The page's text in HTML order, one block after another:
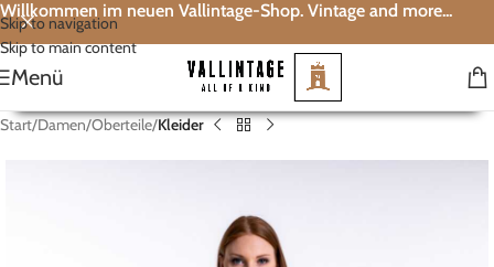
Skip to navigation
Skip to main content
Willkommen im neuen Vallintage-Shop. Vintage and more...
Menü
Start Damen Oberteile Kleider